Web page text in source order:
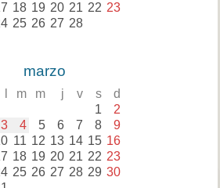
18 19 20 21 22 23
25 26 27 28
marzo
m m j v s d
1 2
3 4 5 6 7 8 9
11 12 13 14 15 16
18 19 20 21 22 23
25 26 27 28 29 30